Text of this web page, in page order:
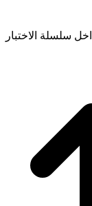
سلسلة الاختبار